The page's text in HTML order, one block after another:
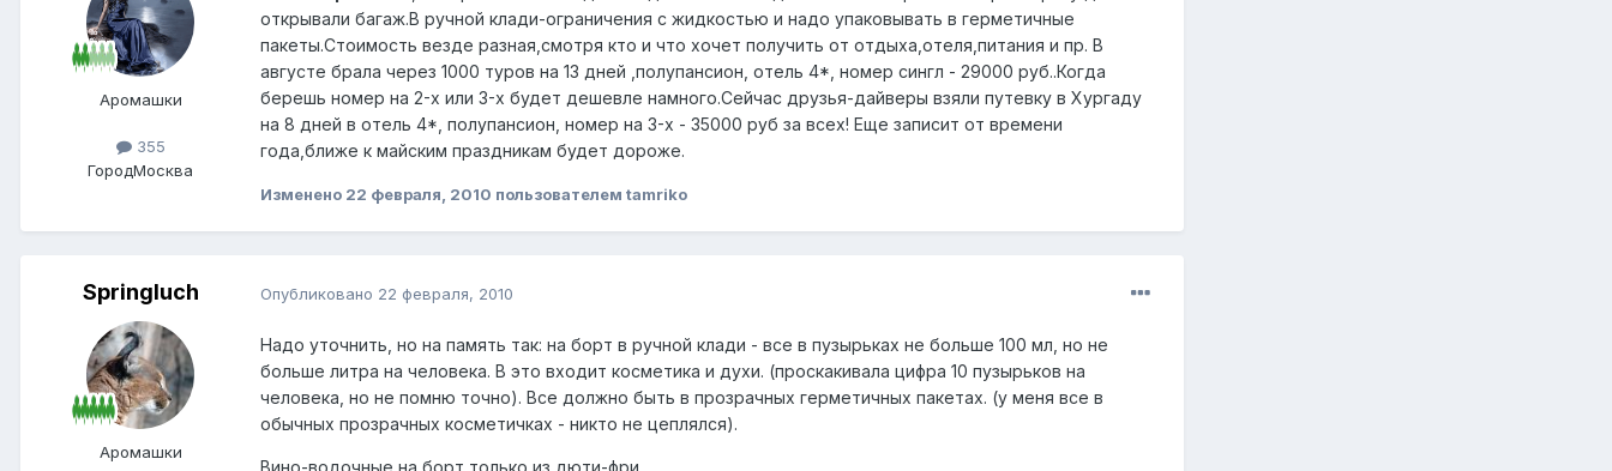
Аромашки
355
ГородМосква
открывали багаж.В ручной клади-ограничения с жидкостью и надо упаковывать в герметичные
пакеты.Стоимость везде разная,смотря кто и что хочет получить от отдыха,отеля,питания и пр. В
августе брала через 1000 туров на 13 дней ,полупансион, отель 4*, номер сингл - 29000 руб..Когда
берешь номер на 2-х или 3-х будет дешевле намного.Сейчас друзья-дайверы взяли путевку в Хургаду
на 8 дней в отель 4*, полупансион, номер на 3-х - 35000 руб за всех! Еще записит от времени
года,ближе к майским праздникам будет дороже.
Изменено 22 февраля, 2010 пользователем tamriko
Springluch
Аромашки
Опубликовано 22 февраля, 2010
Надо уточнить, но на память так: на борт в ручной клади - все в пузырьках не больше 100 мл, но не
больше литра на человека. В это входит косметика и духи. (проскакивала цифра 10 пузырьков на
человека, но не помню точно). Все должно быть в прозрачных герметичных пакетах. (у меня все в
обычных прозрачных косметичках - никто не цеплялся).